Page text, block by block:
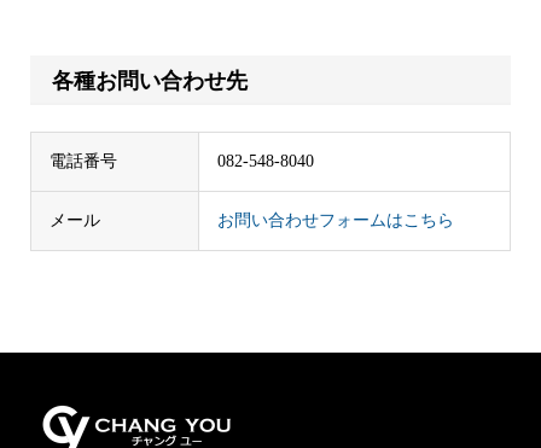
各種お問い合わせ先
電話番号 082-548-8040
メール お問い合わせフォームはこちら